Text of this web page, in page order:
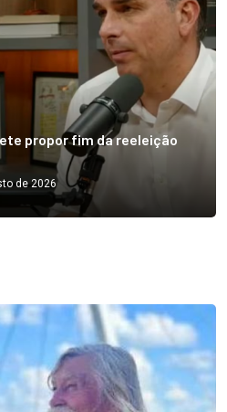
propor fim da reeleição
de 2026